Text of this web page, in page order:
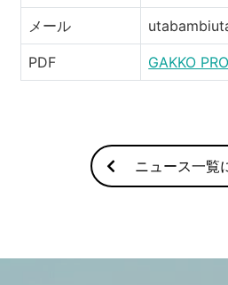
メール
PDF GAKKO
ニュース一覧